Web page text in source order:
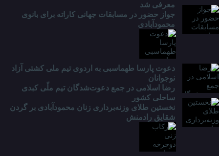
معرفی شد
جواز حضور در مسابقات جهانی کاراته برای بانوی
محمودآبادی
دعوت پارسا طهماسبی به اردوی تیم ملی کشتی آزاد
نوجوانان
رضا اسلامی در جمع دعوت‌شدگان تیم ملّی کبدی
ساحلی کشور
نخستین طلای وزنه‌برداری زنان محمودآبادی بر گردن
شقایق رادمنش